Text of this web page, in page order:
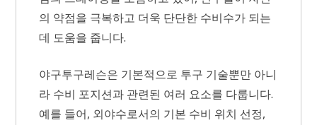
의 약점을 극복하고 더욱 단단한 수비수가 되는
데 도움을 줍니다.
야구투구레슨은 기본적으로 투구 기술뿐만 아니
라 수비 포지션과 관련된 여러 요소를 다룹니다.
예를 들어, 외야수로서의 기본 수비 위치 선정,